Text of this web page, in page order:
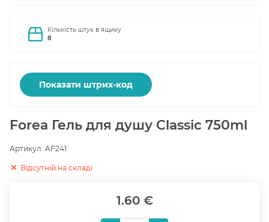
Кількість штук в ящику
8
Показати штрих-код
Forea Гель для душу Classic 750ml
Артикул: AF241
Відсутній на складі
1.60 €